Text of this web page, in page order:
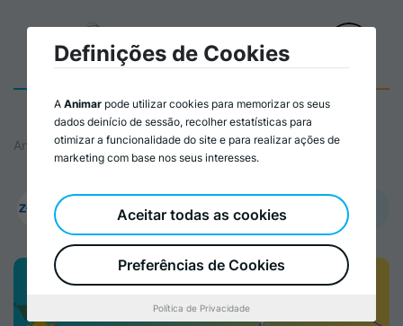
Animar
Promovido por:
ZERO – Associação Sistema Terrestre Sustentável
Definições de Cookies
A Animar pode utilizar cookies para memorizar os seus
dados deinício de sessão, recolher estatísticas para
otimizar a funcionalidade do site e para realizar ações de
marketing com base nos seus interesses.
Preferências de Cookies
Aceitar todas as cookies
Política de Privacidade